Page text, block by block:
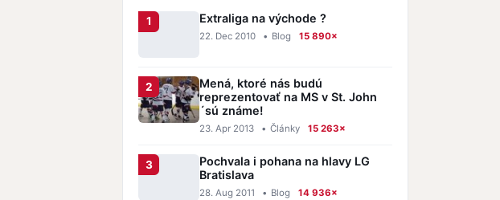
Extraliga na východe ?
22. Dec 2010 • Blog 15 890×
Mená, ktoré nás budú
reprezentovať na MS v St. John
´sú známe!
23. Apr 2013 • Články 15 263×
Pochvala i pohana na hlavy LG
Bratislava
28. Aug 2011 • Blog 14 936×